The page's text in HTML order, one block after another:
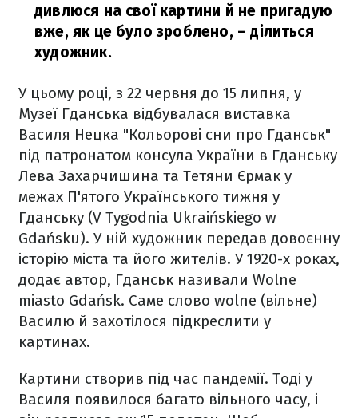
дивлюся на свої картини й не пригадую
вже, як це було зроблено, – ділиться
художник.
У цьому році, з 22 червня до 15 липня, у
Музеї Гданська відбувалася виставка
Василя Нецка "Кольорові сни про Гданськ"
під патронатом консула України в Гданську
Лева Захарчишина та Тетяни Єрмак у
межах П'ятого Українського тижня у
Гданську (V Tygodnia Ukraińskiego w
Gdańsku). У ній художник передав довоєнну
історію міста та його жителів. У 1920-х роках,
додає автор, Гданськ називали Wolne
miasto Gdańsk. Саме слово wolne (вільне)
Василю й захотілося підкреслити у
картинах.
Картини створив під час пандемії. Тоді у
Василя появилося багато вільного часу, і